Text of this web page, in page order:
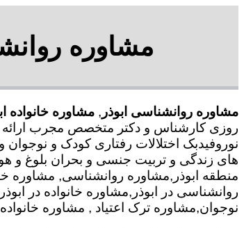
مشاوره
مشاوره روانشناسی ابوذر , مشاوره خانواده
روزی کارشناس و دکتر متخصص مجرب ارائه
نوروفیدبک اختلالات رفتاری کودک و
های زندگی و تربیت جنسی و بحران بلوغ و
منطقه ابوذر,مشاوره روانشناسی, مشاوره
روانشناسی در ابوذر,مشاوره خانواده در
نوجوان,مشاوره ترک اعتیاد , مشاوره